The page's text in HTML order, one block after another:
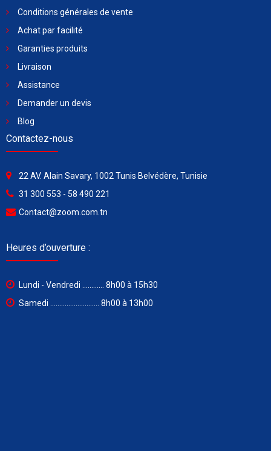
Conditions générales de vente
Achat par facilité
Garanties produits
Livraison
Assistance
Demander un devis
Blog
Contactez-nous
22 AV. Alain Savary, 1002 Tunis Belvédère, Tunisie
31 300 553 - 58 490 221
Contact@zoom.com.tn
Heures d’ouverture :
Lundi - Vendredi ............ 8h00 à 15h30
Samedi ........................... 8h00 à 13h00